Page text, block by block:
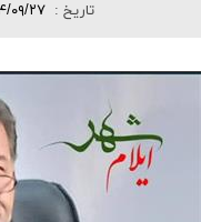
تاريخ : ۱۴۰۴/